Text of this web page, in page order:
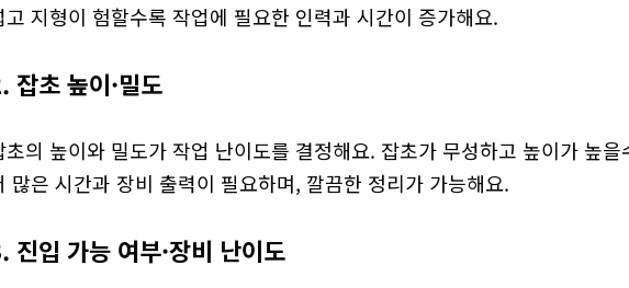
고 지형이 험할수록 작업에 필요한 인력과 시간이 증가해요.
잡초 높이·밀도
초의 높이와 밀도가 작업 난이도를 결정해요. 잡초가 무성하고 높이가 높을
많은 시간과 장비 출력이 필요하며, 깔끔한 정리가 가능해요.
진입 가능 여부·장비 난이도